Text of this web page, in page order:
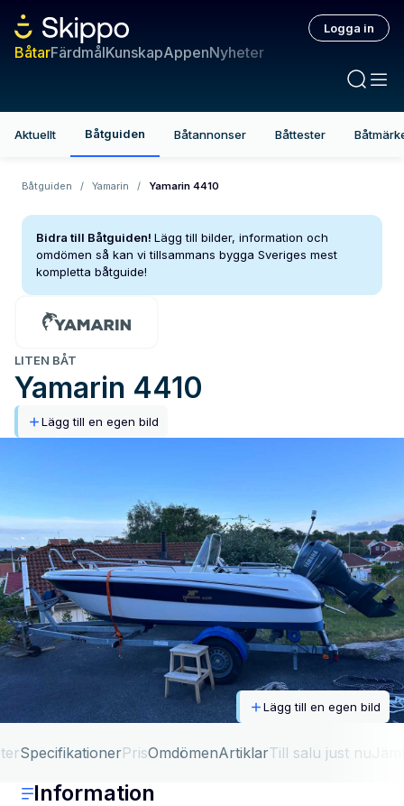
BåtarFärdmålKunskapAppenNyheter
Logga in
Aktuellt Båtguiden Båtannonser Båttester
Båtguiden / Yamarin / Yamarin 4410
Bidra till Båtguiden! Lägg till bilder, information och
omdömen så kan vi tillsammans bygga Sveriges mest
kompletta båtguide!
LITEN BÅT
Yamarin 4410
Lägg till en egen bild
Lägg till en egen bild
SpecifikationerPrisOmdömenArtiklarTill salu just nu
Information